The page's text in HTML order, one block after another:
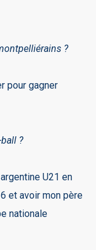
?
pour gagner
?
U21 en
et avoir mon père
nationale